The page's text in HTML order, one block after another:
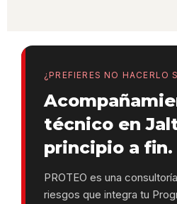
¿PREFIERES NO HACERLO
técnico en
principio a fin.
PROTEO es una
riesgos que integra tu